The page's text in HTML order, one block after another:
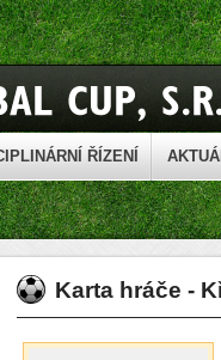
ŘÍZENÍ
Karta hráče -